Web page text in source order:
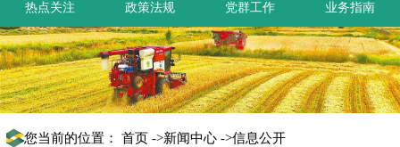
热点关注
政策法规 党群工作 业务指南
您当前的位置： 首页->新闻中心 ->信息公开